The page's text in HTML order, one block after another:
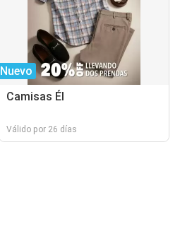
Nuevo
Camisas Él
Válido por 26 días